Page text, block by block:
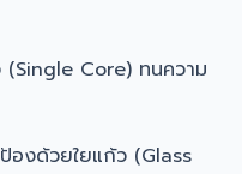
(Single Core) ทนความ
องด้วยใยแก้ว (Glass